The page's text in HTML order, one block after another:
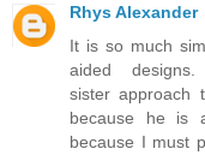
Rhys Alexander
It is so much
aided
sister approach
because he is
because I must